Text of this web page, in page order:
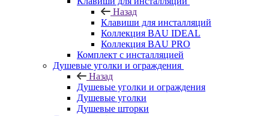
Назад
Клавиши для инсталляций
Коллекция BAU IDEAL
Коллекция BAU PRO
Комплект с инсталляцией
Душевые уголки и ограждения
Назад
Душевые уголки и ограждения
Душевые уголки
Душевые шторки